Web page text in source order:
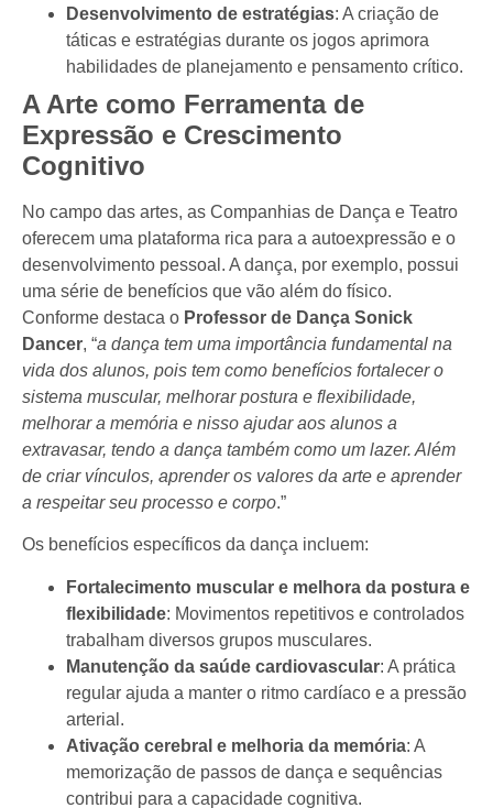
Desenvolvimento de estratégias: A criação de
táticas e estratégias durante os jogos aprimora
habilidades de planejamento e pensamento crítico.
A Arte como Ferramenta de
Expressão e Crescimento
Cognitivo
No campo das artes, as Companhias de Dança e Teatro
oferecem uma plataforma rica para a autoexpressão e o
desenvolvimento pessoal. A dança, por exemplo, possui
uma série de benefícios que vão além do físico.
Conforme destaca o Professor de Dança Sonick
Dancer, “a dança tem uma importância fundamental na
vida dos alunos, pois tem como benefícios fortalecer o
sistema muscular, melhorar postura e flexibilidade,
melhorar a memória e nisso ajudar aos alunos a
extravasar, tendo a dança também como um lazer. Além
de criar vínculos, aprender os valores da arte e aprender
a respeitar seu processo e corpo.”
Os benefícios específicos da dança incluem:
Fortalecimento muscular e melhora da postura e
flexibilidade: Movimentos repetitivos e controlados
trabalham diversos grupos musculares.
Manutenção da saúde cardiovascular: A prática
regular ajuda a manter o ritmo cardíaco e a pressão
arterial.
Ativação cerebral e melhoria da memória: A
memorização de passos de dança e sequências
contribui para a capacidade cognitiva.